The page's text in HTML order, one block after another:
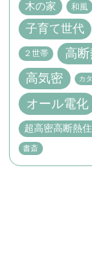
木の家 和風
子育て世代
２世帯 高
高気密 カ
オール電化
超高密高断熱
書斎